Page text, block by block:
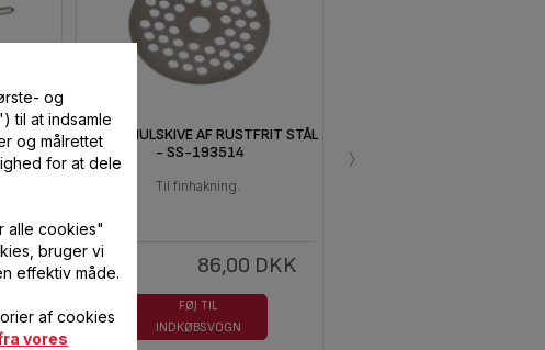
SS-
4,7 MM HULSKIVE AF RUSTFRIT STÅL
- SS-193514
Til finhakning.
86,00 DKK
lager
FØJ TIL
INDKØBSVOGN
›
og
til at indsamle
og målrettet
for at dele
alle cookies"
bruger vi
effektiv måde.
af cookies
vores